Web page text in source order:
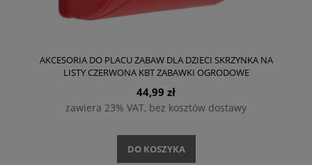
AKCESORIA DO PLACU ZABAW DLA DZIECI SKRZYNKA NA
LISTY CZERWONA KBT ZABAWKI OGRODOWE
44,99 zł
zawiera 23% VAT, bez kosztów dostawy
DO KOSZYKA